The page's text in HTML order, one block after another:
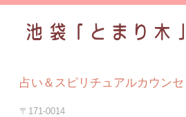
占い＆スピリチュアルカウンセ
〒171-0014